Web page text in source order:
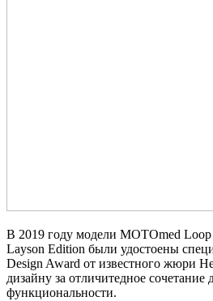
В 2019 году модели MOTOmed
Layson Edition были удостоены
Design Award от известного жюри
дизайну за отличитедное сочетание
функциональности.